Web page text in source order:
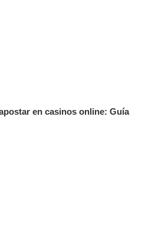
en casinos online: Guía